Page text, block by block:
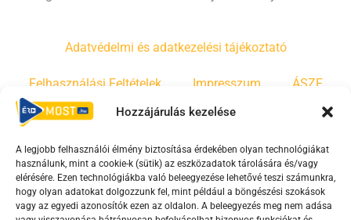
Hozzájárulás kezelése
A legjobb felhasználói élmény biztosítása érdekében olyan technológiákat
használunk, mint a cookie-k (sütik) az eszközadatok tárolására és/vagy
elérésére. Ezen technológiákba való beleegyezése lehetővé teszi számunkra,
hogy olyan adatokat dolgozzunk fel, mint például a böngészési szokások
vagy az egyedi azonosítók ezen az oldalon. A beleegyezés meg nem adása
Adatvédelmi és adatkezelési tájékoztató
Felhasználási Feltételek Impresszum ÁSZF
Irányelvek Moderálási szabályzat
F
a
Y
o
T
i